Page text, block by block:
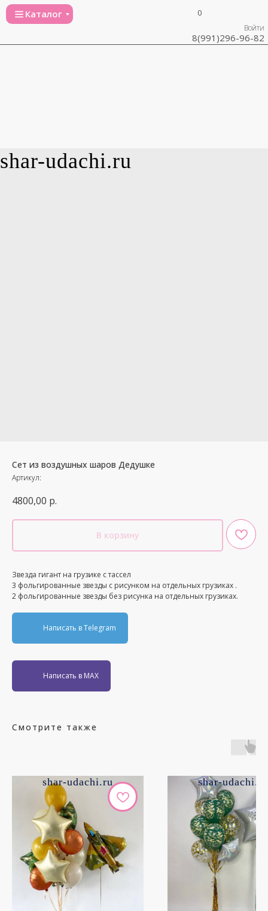
Каталог
Войти
0
8(991)296-96-82
shar-udachi.ru
Сет из воздушных шаров Дедушке
Артикул:
4800,00 р.
В корзину
Звезда гигант на грузике с тассел
3 фольгированные звезды с рисунком на отдельных грузиках .
2 фольгированные звезды без рисунка на отдельных грузиках.
Написать в Telegram
Написать в MAX
Смотрите также
shar-udachi.ru shar-udachi.ru